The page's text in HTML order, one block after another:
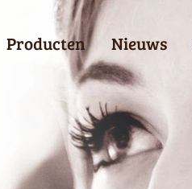
Producten Nieuws